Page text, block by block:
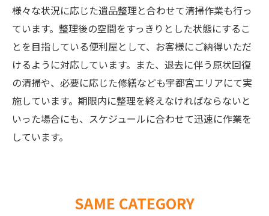
様々な状況に応じた遺品整理と合わせて清掃作業も行っ
ています。整理後の空間をすっきりとした状態にするこ
とを目指している便利屋として、お客様にご納得いただ
けるように対応しています。また、退去に伴う原状回復
の清掃や、必要に応じた修繕なども宇都宮エリアにて実
施しています。期限内に整理を終えなければならないと
いった場合にも、スケジュールに合わせて迅速に作業を
しています。
SAME CATEGORY